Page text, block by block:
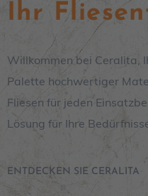
Ihr
Willkommen bei Ceralita,
Palette hochwertiger
Fliesen für jeden
Lösung für Ihre
ENTDECKEN SIE CERALITA